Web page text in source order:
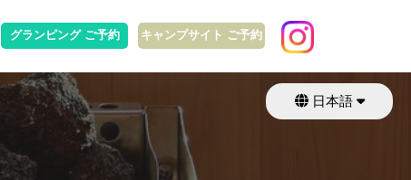
グランピング ご予約 キャンプサイト ご予約
日本語